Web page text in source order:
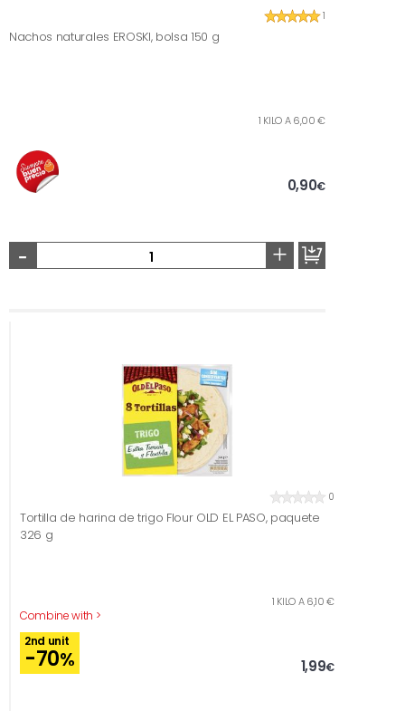
1
Nachos naturales EROSKI, bolsa 150 g
1 KILO A 6,00 €
0,90€
- +
0
Tortilla de harina de trigo Flour OLD EL PASO, paquete
326 g
Combine with >
1 KILO A 6,10 €
2nd unit
-70% 1,99€